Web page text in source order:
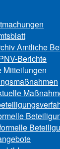
Amtliche
Berichte
Mitteilungen